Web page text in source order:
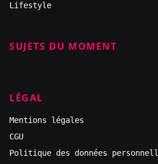
Lifestyle
SUJETS DU MOMENT
LÉGAL
Mentions légales
CGU
Politique des données